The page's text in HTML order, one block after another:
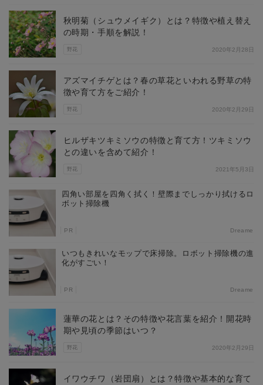
野花
秋明菊（シュウメイギク）とは？特徴や植え替え
の時期・手順を解説！
2020年2月28日
野花
アズマイチゲとは？春の草花といわれる野草の特
徴や育て方をご紹介！
2020年2月29日
野花
ヒルザキツキミソウの特徴と育て方！ツキミソウ
との違いを含めて紹介！
2021年5月3日
四角い部屋を四角く拭く！壁際までしっかり拭けるロ
ボット掃除機
PR Dreame
いつもきれいなモップで床掃除。ロボット掃除機の進
化がすごい！
PR Dreame
野花
蓮華の花とは？その特徴や花言葉を紹介！開花時
期や見頃の季節はいつ？
2020年2月29日
イワウチワ（岩団扇）とは？特徴や基本的な育て